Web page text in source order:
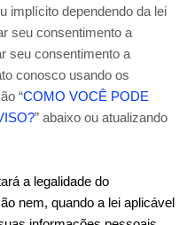
implícito dependendo da lei
seu consentimento a
seu consentimento a
conosco usando os
“COMO VOCÊ PODE
” abaixo ou atualizando
a legalidade do
nem, quando a lei aplicável